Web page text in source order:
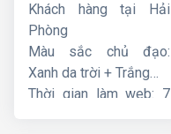
Khách hàng tại Hải
Phòng
Màu sắc chủ đạo:
Xanh da trời + Trắng
Thời gian làm web: 7